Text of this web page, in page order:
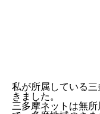
私が所属している
きました。
三多摩ネットは無